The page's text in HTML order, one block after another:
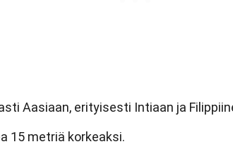
Aasiaan, erityisesti Intiaan ja
15 metriä korkeaksi.